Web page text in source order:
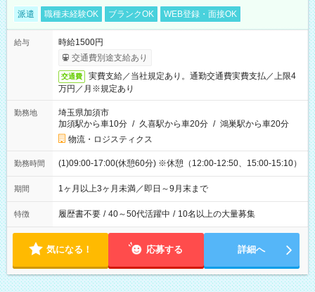
派遣 職種未経験OK ブランクOK WEB登録・面接OK
給与
時給1500円
交通費別途支給あり
交通費
実費支給／当社規定あり。通勤交通費実費支払／上限4
万円／月※規定あり
勤務地
埼玉県加須市
加須駅から車10分 / 久喜駅から車20分 / 鴻巣駅から車20分
物流・ロジスティクス
勤務時間 (1)09:00-17:00(休憩60分) ※休憩（12:00-12:50、15:00-15:10）
期間 1ヶ月以上3ヶ月未満／即日～9月末まで
特徴 履歴書不要 / 40～50代活躍中 / 10名以上の大量募集
気になる！ 応募する 詳細へ